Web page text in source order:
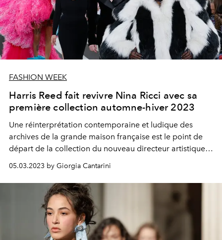
FASHION WEEK
Harris Reed fait revivre Nina Ricci avec sa
première collection automne-hiver 2023
Une réinterprétation contemporaine et ludique des
archives de la grande maison française est le point de
départ de la collection du nouveau directeur artistique
de Nina Ricci : Harris Reed.
05.03.2023 by Giorgia Cantarini